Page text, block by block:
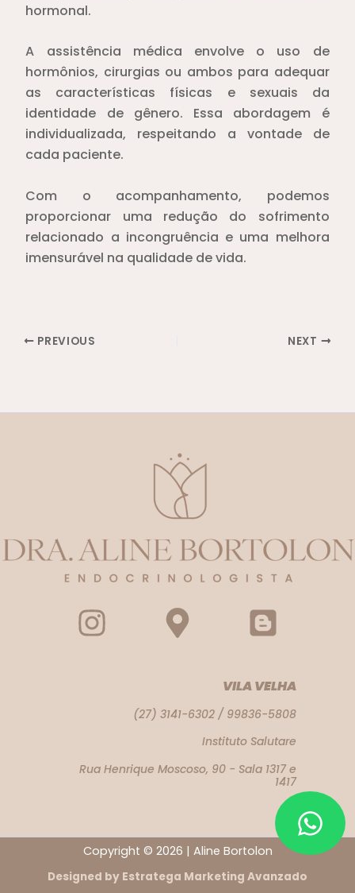
hormonal.
A assistência médica envolve o uso de
hormônios, cirurgias ou ambos para adequar
as características físicas e sexuais da
identidade de gênero. Essa abordagem é
individualizada, respeitando a vontade de
cada paciente.
Com o acompanhamento, podemos
proporcionar uma redução do sofrimento
relacionado a incongruência e uma melhora
imensurável na qualidade de vida.
PREVIOUS NEXT
VILA VELHA
(27) 3141-6302 / 99836-5808
Instituto Salutare
Rua Henrique Moscoso, 90 - Sala 1317 e
1417
Copyright © 2026 | Aline Bortolon
Designed by Estratega Marketing Avanzado